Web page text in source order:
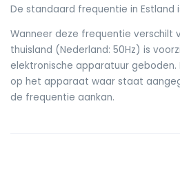
De standaard frequentie in Estland
Wanneer deze frequentie verschilt
thuisland (Nederland: 50Hz) is
elektronische apparatuur
op het apparaat waar staat
de frequentie aankan.